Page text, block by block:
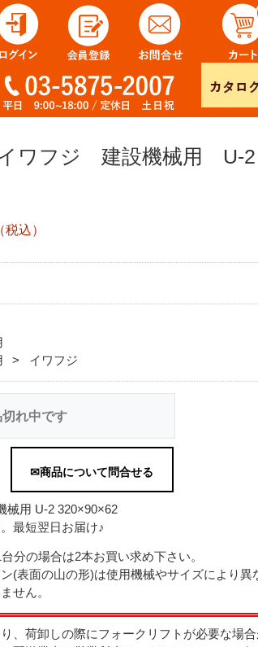
ワフジ 建設機械用 U-
（税込）
イワフジ
れ中です
✉商品について問合せる
械用 U-2 320×90×62
最短翌日お届け♪
分の場合は2本お買い求め下さい。
(表面の山の形)は使用機械やサイズにより異
せん。
、荷卸しの際にフォークリフトが必要な場合